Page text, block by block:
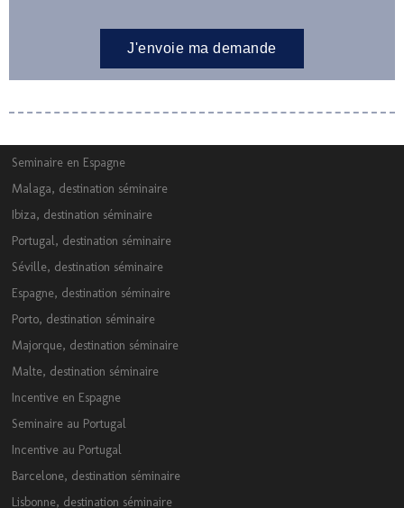
Seminaire en Espagne
Malaga, destination séminaire
Ibiza, destination séminaire
Portugal, destination séminaire
Séville, destination séminaire
Espagne, destination séminaire
Porto, destination séminaire
Majorque, destination séminaire
Malte, destination séminaire
Incentive en Espagne
Seminaire au Portugal
Incentive au Portugal
Barcelone, destination séminaire
Lisbonne, destination séminaire